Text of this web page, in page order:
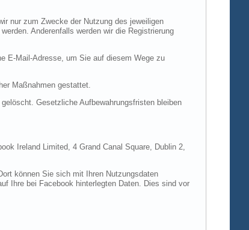
nur zum Zwecke der Nutzung des jeweiligen
Anderenfalls werden wir die Registrierung
E-Mail-Adresse, um Sie auf diesem Wege zu
Maßnahmen gestattet.
Gesetzliche Aufbewahrungsfristen bleiben
Ireland Limited, 4 Grand Canal Square, Dublin 2,
können Sie sich mit Ihren Nutzungsdaten
Ihre bei Facebook hinterlegten Daten. Dies sind vor